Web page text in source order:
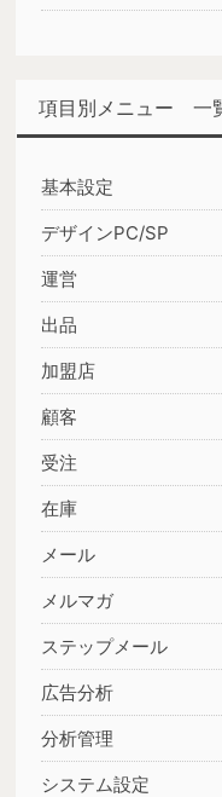
項目別メニュー 一
基本設定
デザインPC/SP
運営
出品
加盟店
顧客
受注
在庫
メール
メルマガ
ステップメール
広告分析
分析管理
システム設定